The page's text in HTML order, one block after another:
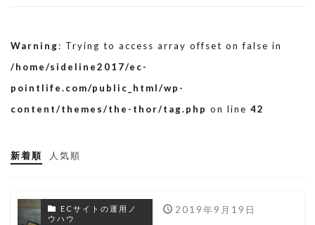
Warning: Trying to access array offset on false in
/home/sideline2017/ec-
pointlife.com/public_html/wp-
content/themes/the-thor/tag.php on line 42
新着順 人気順
ECサイトの運用ノ
ウハウ
2019年9月19日
スマホ スマートフォン
スーパーSALEサーチ
タイムセール データベース
データ解析 トップページ ネット通販
ヤフーショッピング
ヤフーショッピング 売れるコツ